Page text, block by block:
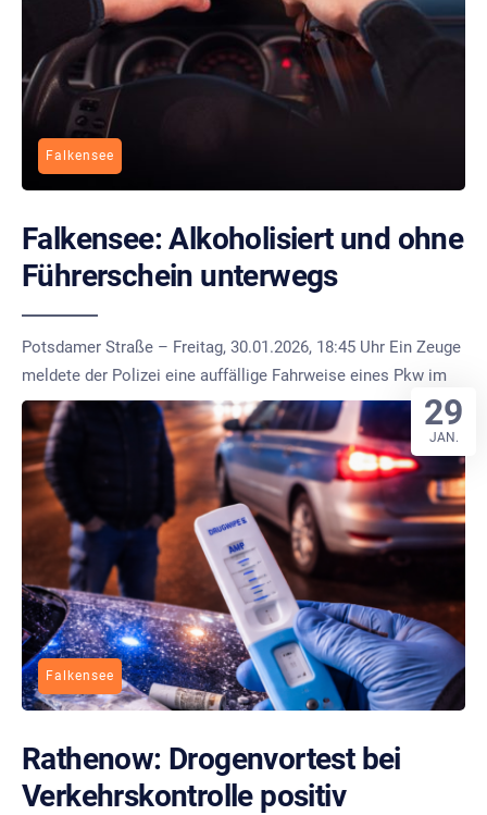
Falkensee
Falkensee: Alkoholisiert und ohne
Führerschein unterwegs
Potsdamer Straße – Freitag, 30.01.2026, 18:45 Uhr Ein Zeuge
meldete der Polizei eine auffällige Fahrweise eines Pkw im
Falkensee
Rathenow: Drogenvortest bei
Verkehrskontrolle positiv
29
JAN.